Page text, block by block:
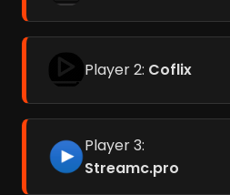
Player 2: Coflix
Player 3:
Streamc.pro